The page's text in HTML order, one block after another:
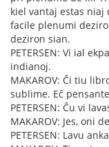
kiel vantaj estas niaj
facile plenumi
deziron sian.
PETERSEN: Vi ial
indianoj.
MAKAROV: Ĉi tiu
sublime. Eĉ
PETERSEN: Ĉu vi
MAKAROV: Jes, oni
PETERSEN: Lavu